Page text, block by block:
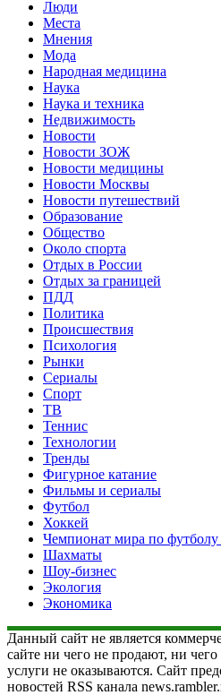
Люди
Места
Мнения
Мода
Народная медицина
Наука
Наука и техника
Недвижимость
Новости
Новости ЗОЖ
Новости медицины
Новости Москвы
Новости путешествий
Образование
Общество
Около спорта
Отдых в России
Отдых за границей
ПДД
Политика
Происшествия
Психология
Рынки
Сериалы
Спорт
ТВ
Теннис
Технологии
Тренды
Фигурное катание
Фильмы и сериалы
Футбол
Хоккей
Чемпионат мира по футболу
Шахматы
Шоу-бизнес
Экология
Экономика
Данный сайт не является
сайте ни чего не продают, ни
услуги не оказываются. Сайт
новостей RSS канала